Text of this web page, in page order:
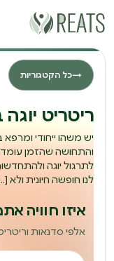
→כל הקטגוריות
ריטריט
יש משהו ייחודי
והתחושה שהזמן
לתרגול יוגה
לנו חופשה חיונית ולא
איזו חוויה
אלפי סדנאות